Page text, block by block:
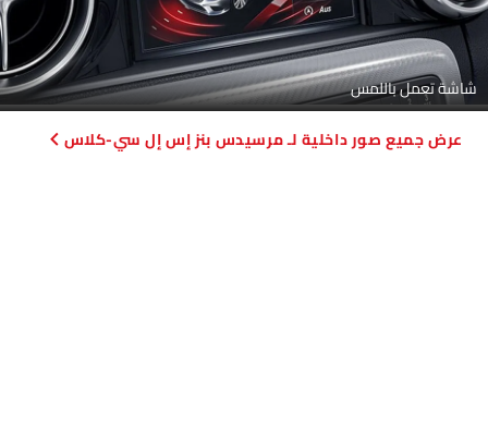
شاشة تعمل باللمس
صور داخلية لـ مرسيدس بنز إس إل سي-كلاس